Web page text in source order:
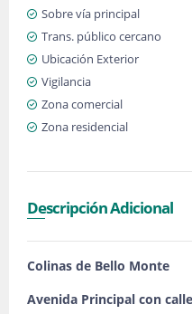
Sobre vía principal
Trans. público cercano
Ubicación Exterior
Vigilancia
Zona comercial
Zona residencial
Descripción Adicional
Colinas de Bello Monte
Avenida Principal con